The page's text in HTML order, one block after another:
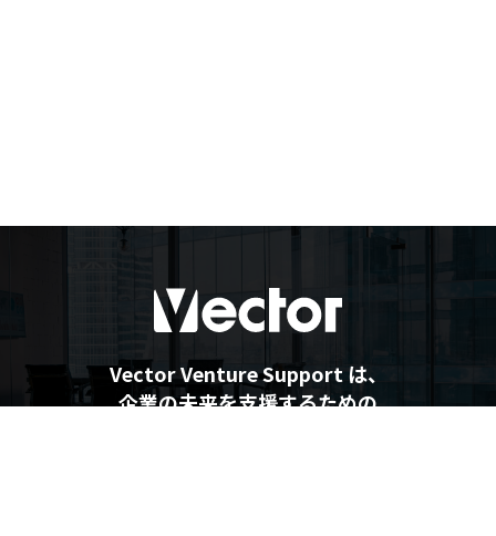
Vector Venture Support は、
企業の未来を支援するための